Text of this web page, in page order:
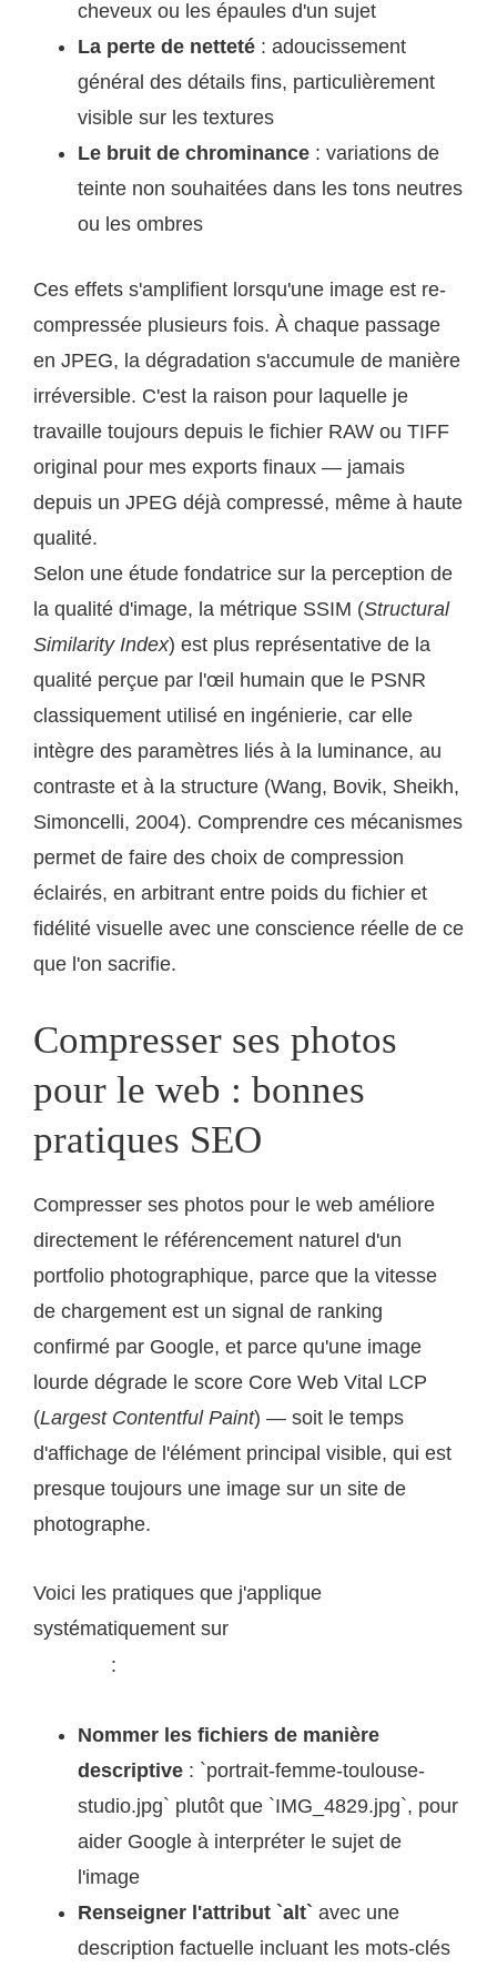
cheveux ou les épaules d'un sujet
La perte de netteté : adoucissement
général des détails fins, particulièrement
visible sur les textures
Le bruit de chrominance : variations de
teinte non souhaitées dans les tons neutres
ou les ombres
Ces effets s'amplifient lorsqu'une image est re-
compressée plusieurs fois. À chaque passage
en JPEG, la dégradation s'accumule de manière
irréversible. C'est la raison pour laquelle je
travaille toujours depuis le fichier RAW ou TIFF
original pour mes exports finaux — jamais
depuis un JPEG déjà compressé, même à haute
qualité.
Selon une étude fondatrice sur la perception de
la qualité d'image, la métrique SSIM (Structural
Similarity Index) est plus représentative de la
qualité perçue par l'œil humain que le PSNR
classiquement utilisé en ingénierie, car elle
intègre des paramètres liés à la luminance, au
contraste et à la structure (Wang, Bovik, Sheikh,
Simoncelli, 2004). Comprendre ces mécanismes
permet de faire des choix de compression
éclairés, en arbitrant entre poids du fichier et
fidélité visuelle avec une conscience réelle de ce
que l'on sacrifie.
Compresser ses photos
pour le web : bonnes
pratiques SEO
Compresser ses photos pour le web améliore
directement le référencement naturel d'un
portfolio photographique, parce que la vitesse
de chargement est un signal de ranking
confirmé par Google, et parce qu'une image
lourde dégrade le score Core Web Vital LCP
(Largest Contentful Paint) — soit le temps
d'affichage de l'élément principal visible, qui est
presque toujours une image sur un site de
photographe.
Voici les pratiques que j'applique
systématiquement sur
:
Nommer les fichiers de manière
descriptive : `portrait-femme-toulouse-
studio.jpg` plutôt que `IMG_4829.jpg`, pour
aider Google à interpréter le sujet de
l'image
Renseigner l'attribut `alt` avec une
description factuelle incluant les mots-clés